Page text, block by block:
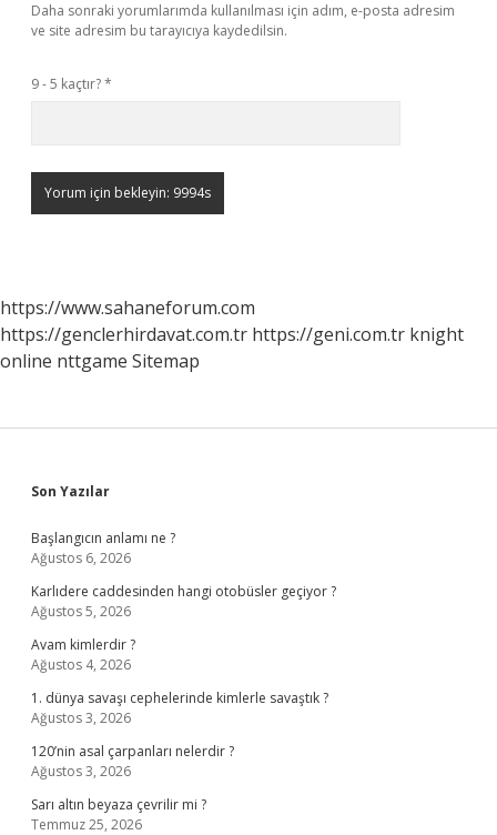
Daha sonraki yorumlarımda kullanılması için adım, e-posta adresim
ve site adresim bu tarayıcıya kaydedilsin.
9 - 5 kaçtır?*
https://www.sahaneforum.com
https://genclerhirdavat.com.tr https://geni.com.tr knight
online nttgame Sitemap
Sidebar
Son Yazılar
Başlangıcın anlamı ne ?
Ağustos 6, 2026
Karlıdere caddesinden hangi otobüsler geçiyor ?
Ağustos 5, 2026
Avam kimlerdir ?
Ağustos 4, 2026
1. dünya savaşı cephelerinde kimlerle savaştık ?
Ağustos 3, 2026
120’nin asal çarpanları nelerdir ?
Ağustos 3, 2026
Sarı altın beyaza çevrilir mi ?
Temmuz 25, 2026